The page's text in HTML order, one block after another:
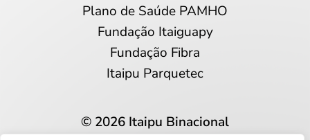
Plano de Saúde PAMHO
Fundação Itaiguapy
Fundação Fibra
Itaipu Parquetec
© 2026 Itaipu Binacional